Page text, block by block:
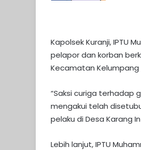
Kapolsek Kuranji, IPTU
pelapor dan korban
Kecamatan Kelumpang
“Saksi curiga terhadap
mengakui telah
pelaku di Desa Karang
Lebih lanjut, IPTU